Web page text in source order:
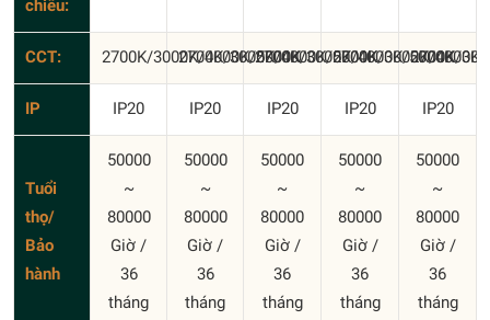
chiếu:
CCT: 2700K/3000K/4000K/5000K
2700K/3000K/4000K/5000K
2700K/3000K/4000K/5000K
2700K/3000K/4000K/
2700K/
IP IP20 IP20 IP20 IP20 IP20
Tuổi
thọ/
Bảo
hành
50000
~
80000
Giờ /
36
tháng
50000
~
80000
Giờ /
36
tháng
50000
~
80000
Giờ /
36
tháng
50000
~
80000
Giờ /
36
tháng
50000
~
80000
Giờ /
36
tháng